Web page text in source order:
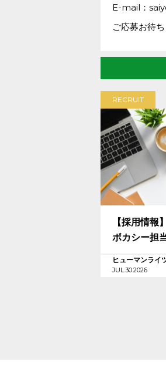
E-mail：
ご応募お待ち
RECRUIT
【採用情報
ボカシー担
ヒューマンライ
JUL.30.2026